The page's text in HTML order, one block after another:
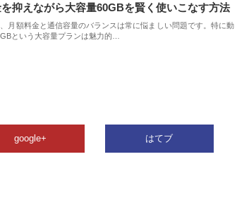
抑えながら大容量60GBを賢く使いこなす方法
月額料金と通信容量のバランスは常に悩ましい問題です。特に動
という大容量プランは魅力的…
google+ はてブ